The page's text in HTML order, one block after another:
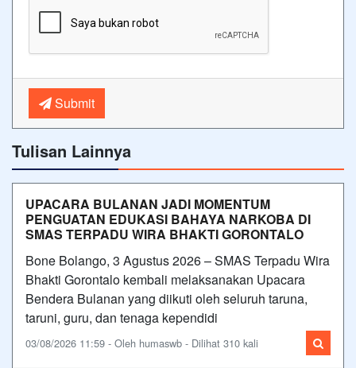
Submit
Tulisan Lainnya
UPACARA BULANAN JADI MOMENTUM
PENGUATAN EDUKASI BAHAYA NARKOBA DI
SMAS TERPADU WIRA BHAKTI GORONTALO
Bone Bolango, 3 Agustus 2026 – SMAS Terpadu Wira
Bhakti Gorontalo kembali melaksanakan Upacara
Bendera Bulanan yang diikuti oleh seluruh taruna,
taruni, guru, dan tenaga kependidi
03/08/2026 11:59 - Oleh humaswb - Dilihat 310 kali